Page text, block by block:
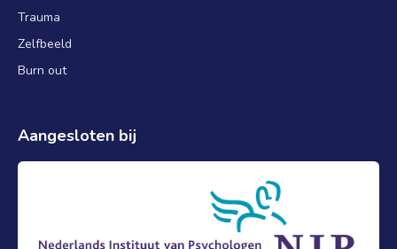
Trauma
Zelfbeeld
Burn out
Aangesloten bij